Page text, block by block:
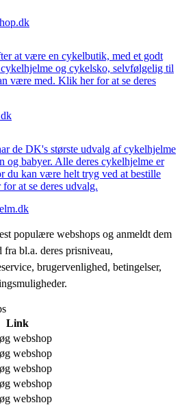
at være en cykelbutik, med et godt
og cykelsko, selvfølgelig til
være med. Klik her for at se deres
de DK's største udvalg af cykelhjelme
og babyer. Alle deres cykelhjelme er
du kan være helt tryg ved at bestille
at se deres udvalg.
populære webshops og anmeldt dem
bl.a. deres prisniveau,
brugervenlighed, betingelser,
Link
webshop
webshop
webshop
webshop
webshop